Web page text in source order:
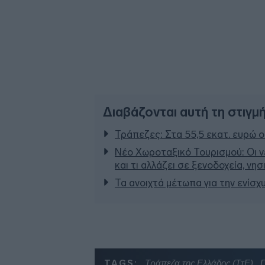
Διαβάζονται αυτή τη στιγμή
Τράπεζες: Στα 55,5 εκατ. ευρώ
Νέο Χωροταξικό Τουρισμού: Οι
και τι αλλάζει σε ξενοδοχεία,
Τα ανοιχτά μέτωπα για την
Τράπεζα της Ελλάδος (ΤτΕ)